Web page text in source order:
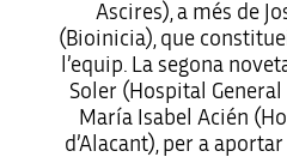
Ascires), a més de
(Bioinicia), que
l’equip. La segona
Soler (Hospital General
María Isabel Acién
d’Alacant), per a